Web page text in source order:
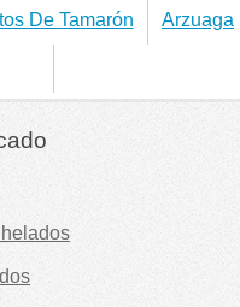
De Tamarón Arzuaga